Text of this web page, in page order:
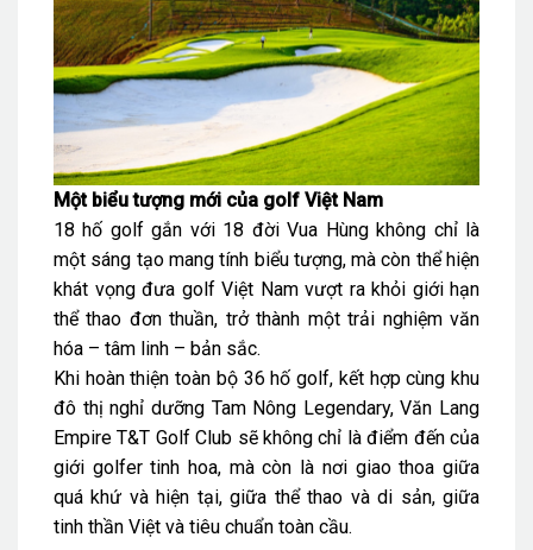
Một biểu tượng mới của golf Việt Nam
18 hố golf gắn với 18 đời Vua Hùng không chỉ là
một sáng tạo mang tính biểu tượng, mà còn thể hiện
khát vọng đưa golf Việt Nam vượt ra khỏi giới hạn
thể thao đơn thuần, trở thành một trải nghiệm văn
hóa – tâm linh – bản sắc.
Khi hoàn thiện toàn bộ 36 hố golf, kết hợp cùng khu
đô thị nghỉ dưỡng Tam Nông Legendary, Văn Lang
Empire T&T Golf Club sẽ không chỉ là điểm đến của
giới golfer tinh hoa, mà còn là nơi giao thoa giữa
quá khứ và hiện tại, giữa thể thao và di sản, giữa
tinh thần Việt và tiêu chuẩn toàn cầu.